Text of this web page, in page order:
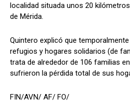
localidad situada unos 20
de Mérida.
Quintero explicó que
refugios y hogares solidarios (de
trata de alrededor de 106 familias
sufrieron la pérdida total de sus
FIN/AVN/ AF/ FO/